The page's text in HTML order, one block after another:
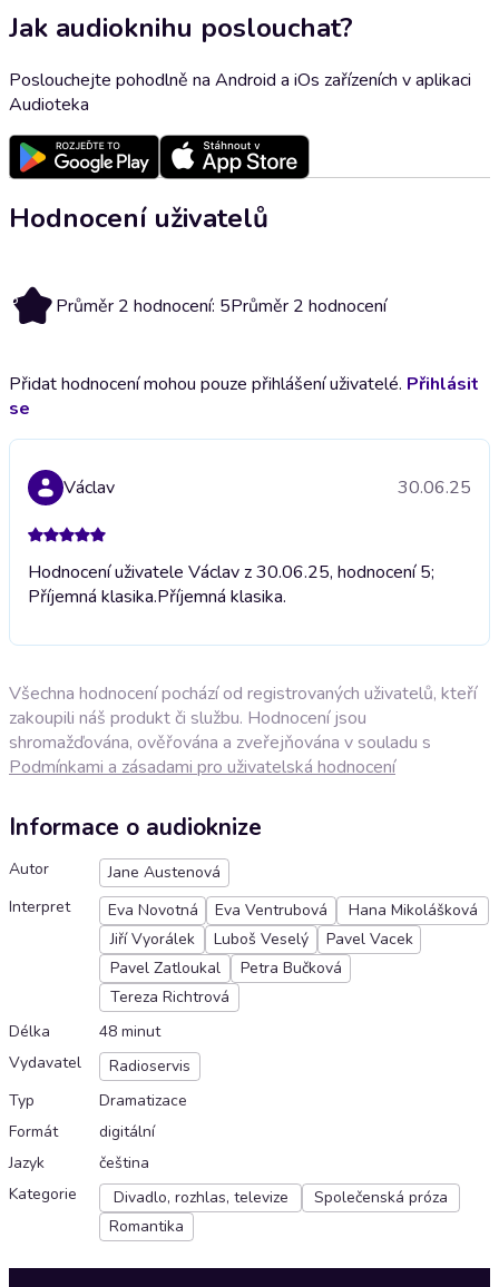
Jak audioknihu poslouchat?
Poslouchejte pohodlně na Android a iOs zařízeních v aplikaci
Audioteka
Hodnocení uživatelů
5 Průměr 2 hodnocení: 5Průměr 2 hodnocení
Přidat hodnocení mohou pouze přihlášení uživatelé. Přihlásit
se
Václav 30.06.25
Hodnocení uživatele Václav z 30.06.25, hodnocení 5;
Příjemná klasika.Příjemná klasika.
Všechna hodnocení pochází od registrovaných uživatelů, kteří
zakoupili náš produkt či službu. Hodnocení jsou
shromažďována, ověřována a zveřejňována v souladu s
Podmínkami a zásadami pro uživatelská hodnocení
Informace o audioknize
Autor
Jane Austenová
Interpret
Eva Novotná Eva Ventrubová
Hana Mikolášková
Jiří Vyorálek
Luboš Veselý
Pavel Vacek
Pavel Zatloukal
Petra Bučková
Tereza Richtrová
Délka
48 minut
Vydavatel
Radioservis
Typ
Dramatizace
Formát
digitální
Jazyk
čeština
Kategorie
Divadlo, rozhlas, televize
Společenská próza
Romantika